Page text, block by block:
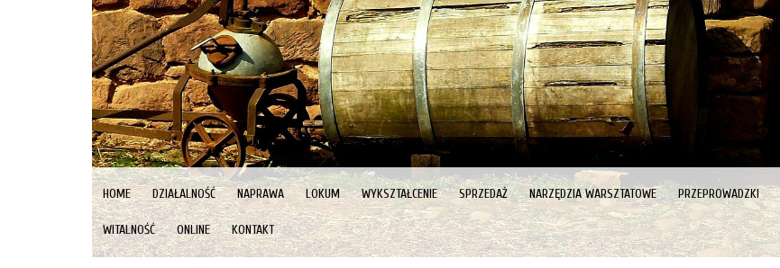
HOME DZIAŁALNOŚĆ NAPRAWA LOKUM WYKSZTAŁCENIE SPRZEDAŻ NARZĘDZIA WARSZTATOWE PRZEPROWADZKI
WITALNOŚĆ ONLINE KONTAKT